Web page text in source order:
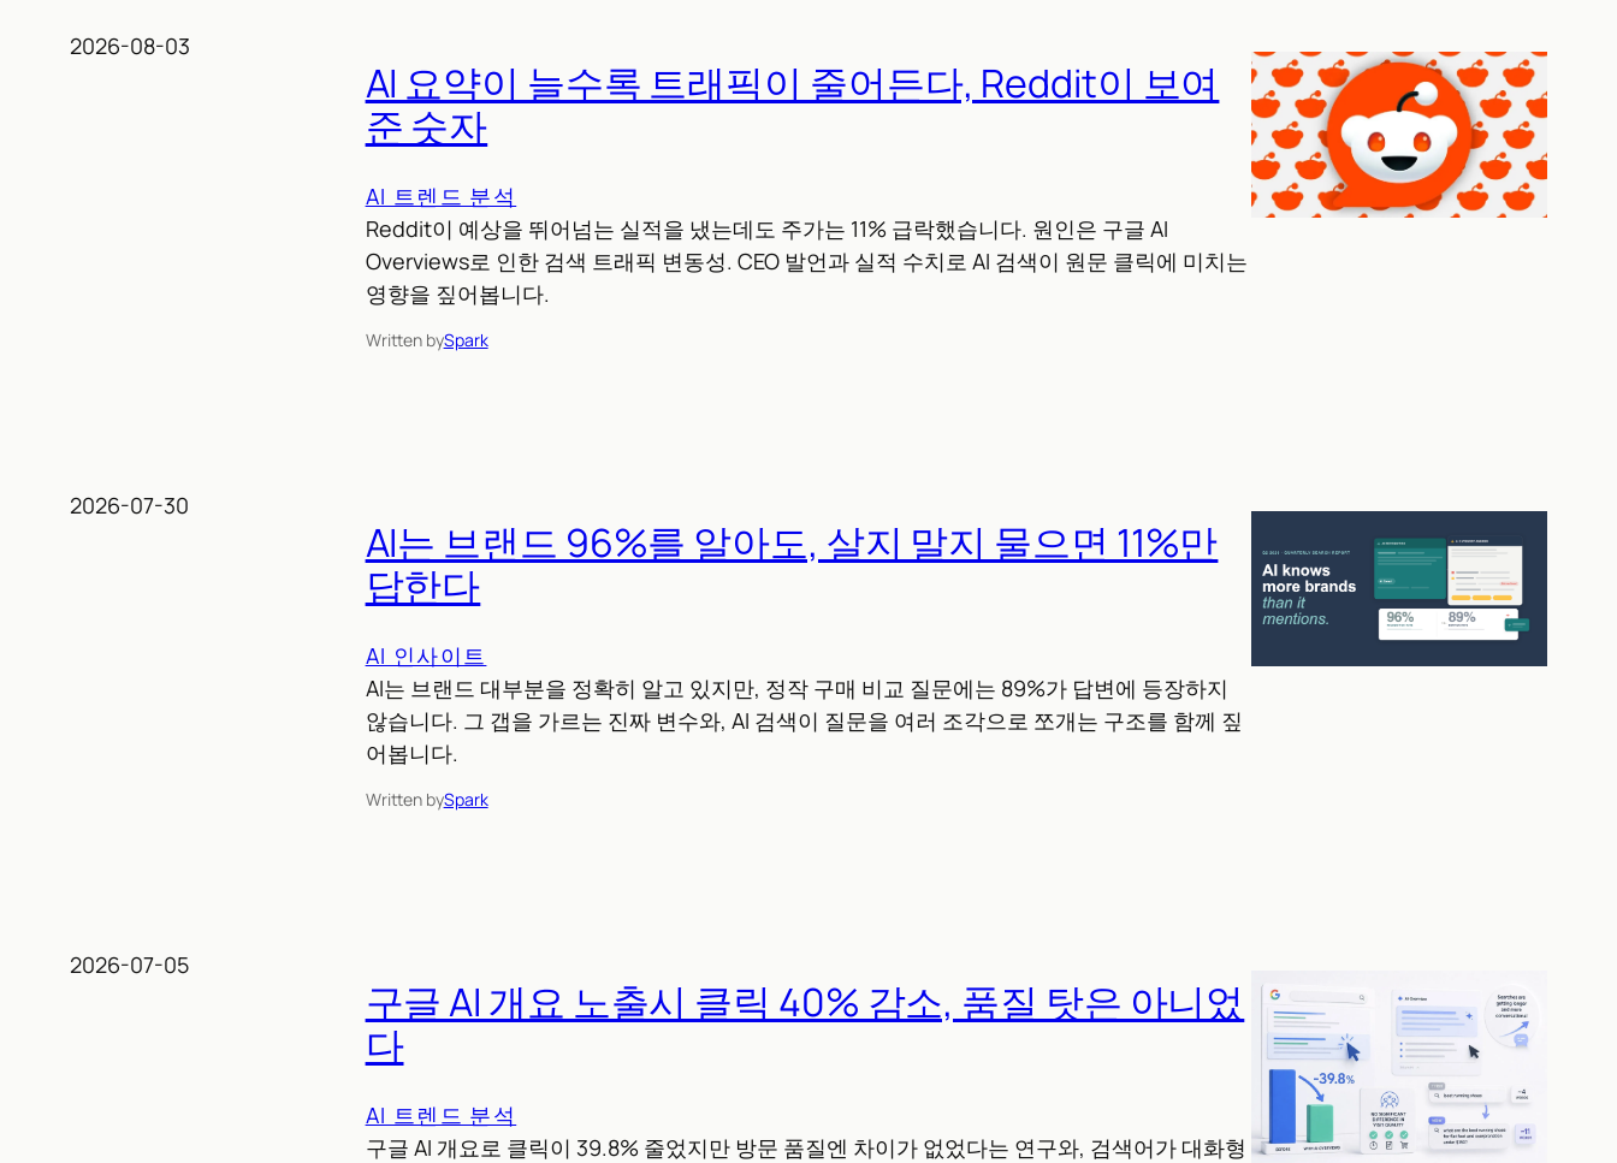
2026-08-03
AI 요약이 늘수록 트래픽이 줄어든다, Reddit이 보여
준 숫자
AI 트렌드 분석
Reddit이 예상을 뛰어넘는 실적을 냈는데도 주가는 11% 급락했습니다. 원인은 구글 AI
Overviews로 인한 검색 트래픽 변동성. CEO 발언과 실적 수치로 AI 검색이 원문 클릭에 미치는
영향을 짚어봅니다.
Written bySpark
2026-07-30
AI는 브랜드 96%를 알아도, 살지 말지 물으면 11%만
답한다
AI 인사이트
AI는 브랜드 대부분을 정확히 알고 있지만, 정작 구매 비교 질문에는 89%가 답변에 등장하지
않습니다. 그 갭을 가르는 진짜 변수와, AI 검색이 질문을 여러 조각으로 쪼개는 구조를 함께 짚
어봅니다.
Written bySpark
2026-07-05
구글 AI 개요 노출시 클릭 40% 감소, 품질 탓은 아니었
다
AI 트렌드 분석
구글 AI 개요로 클릭이 39.8% 줄었지만 방문 품질엔 차이가 없었다는 연구와, 검색어가 대화형